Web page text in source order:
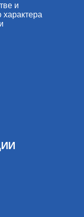
и
характера